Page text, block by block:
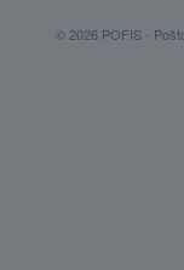
© 2026 POFIS -